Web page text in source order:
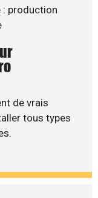
de vrais
tous types